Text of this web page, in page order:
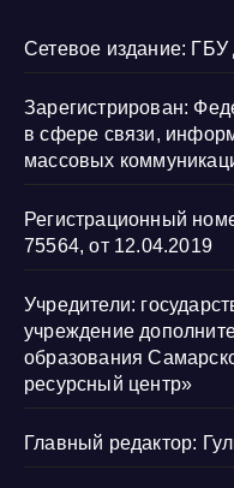
Сетевое издание:
Зарегистрирован:
в сфере связи,
массовых
Регистрационный
75564, от 12.04.2019
Учредители:
учреждение
образования
ресурсный центр»
Главный редактор: